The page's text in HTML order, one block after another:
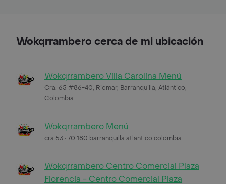
Wokqrrambero cerca de mi ubicación
Wokqrrambero Villa Carolina Menú
Cra. 65 #86-40, Riomar, Barranquilla, Atlántico,
Colombia
Wokqrrambero Menú
cra 53 · 70 180 barranquilla atlantico colombia
Wokqrrambero Centro Comercial Plaza
Florencia - Centro Comercial Plaza